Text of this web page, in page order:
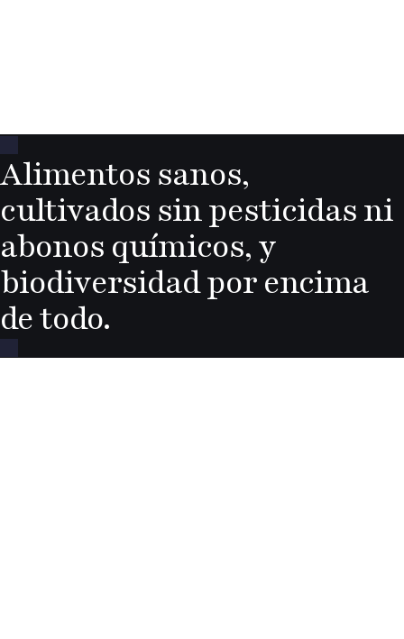
Alimentos sanos,
cultivados sin pesticidas ni
abonos químicos, y
biodiversidad por encima
de todo.